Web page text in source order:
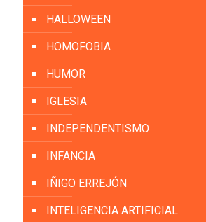
HALLOWEEN
HOMOFOBIA
HUMOR
IGLESIA
INDEPENDENTISMO
INFANCIA
IÑIGO ERREJÓN
INTELIGENCIA ARTIFICIAL